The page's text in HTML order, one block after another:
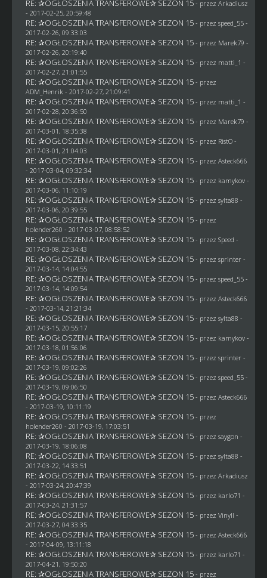
RE: ✰OGŁOSZENIA TRANSFEROWE✰ SEZON 15 - przez Arkadiusz
- 2017-02-25, 20:59:48
RE: ✰OGŁOSZENIA TRANSFEROWE✰ SEZON 15 - przez speed_55 -
2017-02-26, 09:33:03
RE: ✰OGŁOSZENIA TRANSFEROWE✰ SEZON 15 - przez Marek79 -
2017-02-26, 20:19:40
RE: ✰OGŁOSZENIA TRANSFEROWE✰ SEZON 15 - przez matti_1 -
2017-02-27, 21:01:55
RE: ✰OGŁOSZENIA TRANSFEROWE✰ SEZON 15 - przez
ADM_Henrik - 2017-02-27, 21:09:41
RE: ✰OGŁOSZENIA TRANSFEROWE✰ SEZON 15 - przez matti_1 -
2017-02-28, 20:36:50
RE: ✰OGŁOSZENIA TRANSFEROWE✰ SEZON 15 - przez Marek79 -
2017-03-01, 18:35:38
RE: ✰OGŁOSZENIA TRANSFEROWE✰ SEZON 15 - przez RistO-
2017-03-01, 21:04:03
RE: ✰OGŁOSZENIA TRANSFEROWE✰ SEZON 15 - przez Asteck666
- 2017-03-04, 09:32:34
RE: ✰OGŁOSZENIA TRANSFEROWE✰ SEZON 15 - przez kamykov-
2017-03-06, 11:10:19
RE: ✰OGŁOSZENIA TRANSFEROWE✰ SEZON 15 - przez sylta88 -
2017-03-06, 20:39:55
RE: ✰OGŁOSZENIA TRANSFEROWE✰ SEZON 15 - przez
holender260 - 2017-03-07, 08:58:52
RE: ✰OGŁOSZENIA TRANSFEROWE✰ SEZON 15 - przez Speed -
2017-03-08, 22:34:43
RE: ✰OGŁOSZENIA TRANSFEROWE✰ SEZON 15 - przez sprinter -
2017-03-14, 14:04:55
RE: ✰OGŁOSZENIA TRANSFEROWE✰ SEZON 15 - przez speed_55 -
2017-03-14, 14:09:54
RE: ✰OGŁOSZENIA TRANSFEROWE✰ SEZON 15 - przez Asteck666
- 2017-03-14, 21:21:34
RE: ✰OGŁOSZENIA TRANSFEROWE✰ SEZON 15 - przez sylta88 -
2017-03-15, 20:55:17
RE: ✰OGŁOSZENIA TRANSFEROWE✰ SEZON 15 - przez kamykov-
2017-03-18, 01:56:06
RE: ✰OGŁOSZENIA TRANSFEROWE✰ SEZON 15 - przez sprinter -
2017-03-19, 09:02:26
RE: ✰OGŁOSZENIA TRANSFEROWE✰ SEZON 15 - przez speed_55 -
2017-03-19, 09:06:50
RE: ✰OGŁOSZENIA TRANSFEROWE✰ SEZON 15 - przez Asteck666
- 2017-03-19, 10:11:19
RE: ✰OGŁOSZENIA TRANSFEROWE✰ SEZON 15 - przez
holender260 - 2017-03-19, 17:03:51
RE: ✰OGŁOSZENIA TRANSFEROWE✰ SEZON 15 - przez saygon -
2017-03-19, 18:06:08
RE: ✰OGŁOSZENIA TRANSFEROWE✰ SEZON 15 - przez sylta88 -
2017-03-22, 14:33:51
RE: ✰OGŁOSZENIA TRANSFEROWE✰ SEZON 15 - przez Arkadiusz
- 2017-03-24, 20:47:39
RE: ✰OGŁOSZENIA TRANSFEROWE✰ SEZON 15 - przez karlo71 -
2017-03-24, 21:31:57
RE: ✰OGŁOSZENIA TRANSFEROWE✰ SEZON 15 - przez Vinyll -
2017-03-27, 04:33:35
RE: ✰OGŁOSZENIA TRANSFEROWE✰ SEZON 15 - przez Asteck666
- 2017-04-09, 13:11:18
RE: ✰OGŁOSZENIA TRANSFEROWE✰ SEZON 15 - przez karlo71 -
2017-04-21, 19:50:20
RE: ✰OGŁOSZENIA TRANSFEROWE✰ SEZON 15 - przez